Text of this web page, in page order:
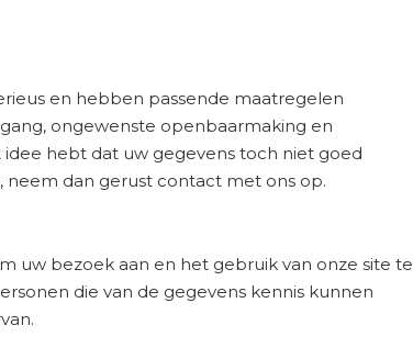
en hebben passende maatregelen
ongewenste openbaarmaking en
hebt dat uw gegevens toch niet goed
neem dan gerust contact met ons op.
uw bezoek aan en het gebruik van onze site te
die van de gegevens kennis kunnen